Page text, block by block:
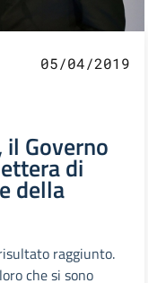
05/04/2019
Governo
di
della
raggiunto.
che si sono